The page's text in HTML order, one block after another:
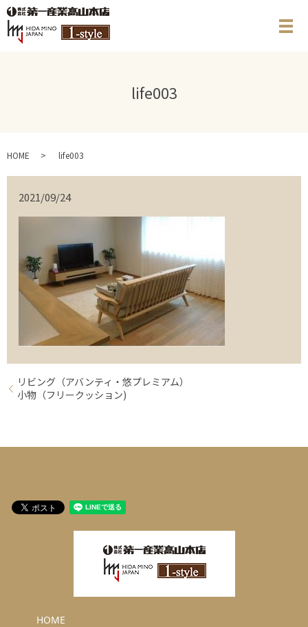
メ
life003
HOME life003
2021/09/24
リビング（アバンティ・悠プレミアム）
小物（フリークッション)
HOME